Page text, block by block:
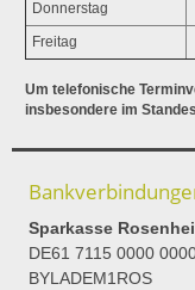
Donnerstag
Freitag
Um telefonische
insbesondere im
Sparkasse
DE61 7115 0000
BYLADEM1ROS